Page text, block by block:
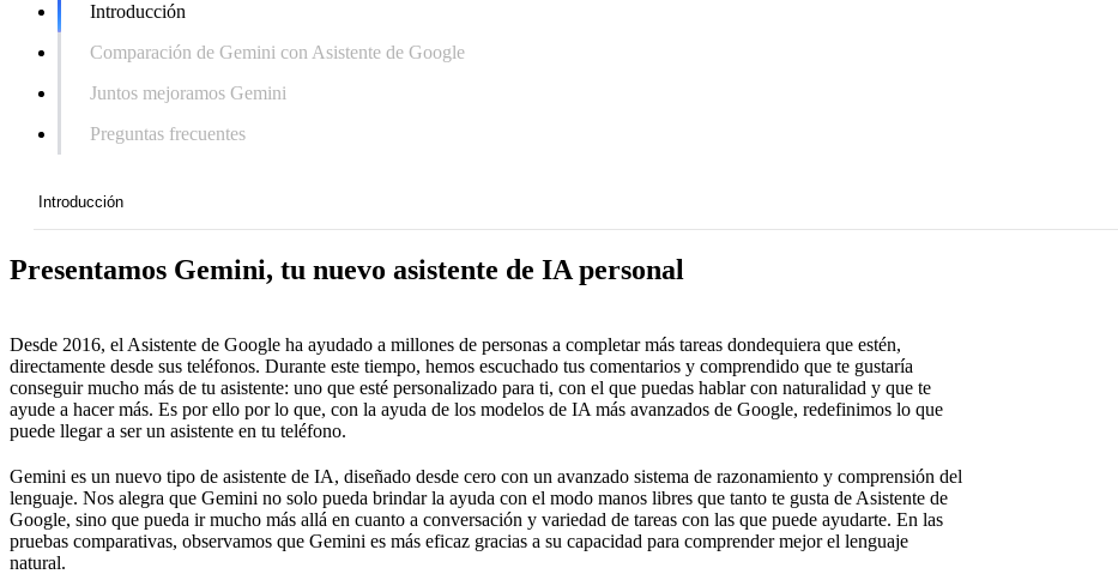
Introducción
Comparación de Gemini con Asistente de Google
Juntos mejoramos Gemini
Preguntas frecuentes
Introducción
Introducción
Juntos mejoramos Gemini
Preguntas frecuentes
Presentamos Gemini, tu nuevo asistente de IA personal
Desde 2016, el Asistente de Google ha ayudado a millones de personas a completar más tareas dondequiera que estén,
directamente desde sus teléfonos. Durante este tiempo, hemos escuchado tus comentarios y comprendido que te gustaría
conseguir mucho más de tu asistente: uno que esté personalizado para ti, con el que puedas hablar con naturalidad y que te
ayude a hacer más. Es por ello por lo que, con la ayuda de los modelos de IA más avanzados de Google, redefinimos lo que
puede llegar a ser un asistente en tu teléfono.
Gemini es un nuevo tipo de asistente de IA, diseñado desde cero con un avanzado sistema de razonamiento y comprensión del
lenguaje. Nos alegra que Gemini no solo pueda brindar la ayuda con el modo manos libres que tanto te gusta de Asistente de
Google, sino que pueda ir mucho más allá en cuanto a conversación y variedad de tareas con las que puede ayudarte. En las
pruebas comparativas, observamos que Gemini es más eficaz gracias a su capacidad para comprender mejor el lenguaje
natural.